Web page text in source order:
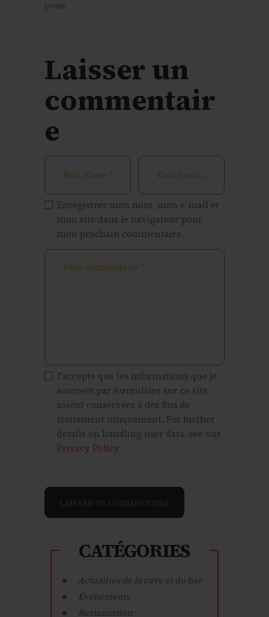
proin.
Laisser un
commentair
e
Enregistrer mon nom, mon e-mail et
mon site dans le navigateur pour
mon prochain commentaire.
J'accepte que les informations que je
soumets par formulaire sur ce site
soient conservées à des fins de
traitement uniquement. For further
details on handling user data, see our
Privacy Policy
CATÉGORIES
Actualités de la cave et du bar
Événéments
Restauration